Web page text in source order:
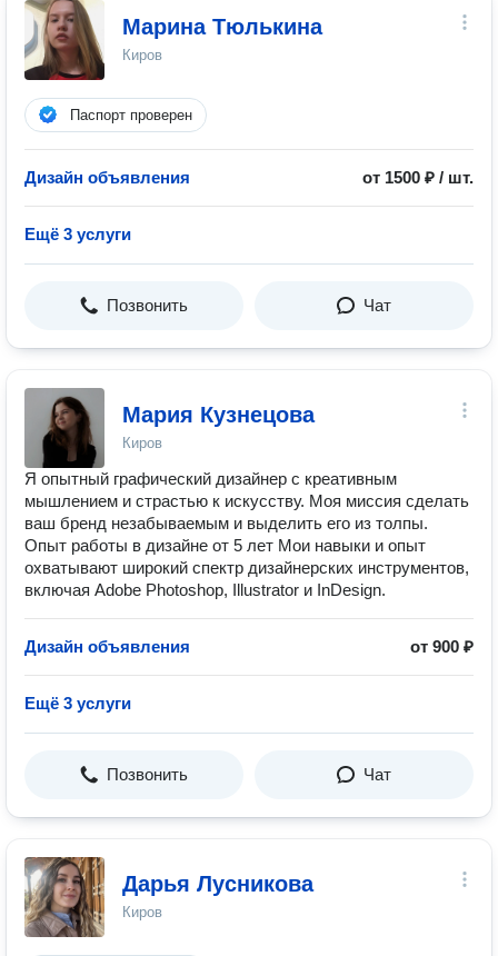
Марина Тюлькина
Киров
Паспорт проверен
Дизайн объявления от 1500 ₽ / шт.
Ещё 3 услуги
Позвонить Чат
Мария Кузнецова
Киров
Я опытный графический дизайнер с креативным
мышлением и страстью к искусству. Моя миссия сделать
ваш бренд незабываемым и выделить его из толпы.
Опыт работы в дизайне от 5 лет Мои навыки и опыт
охватывают широкий спектр дизайнерских инструментов,
включая Adobe Photoshop, Illustrator и InDesign.
Дизайн объявления от 900 ₽
Ещё 3 услуги
Позвонить Чат
Дарья Лусникова
Киров